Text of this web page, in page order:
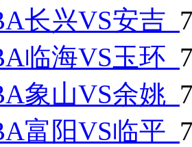
长兴VS安吉
临海VS玉环
象山VS余姚
富阳VS临平